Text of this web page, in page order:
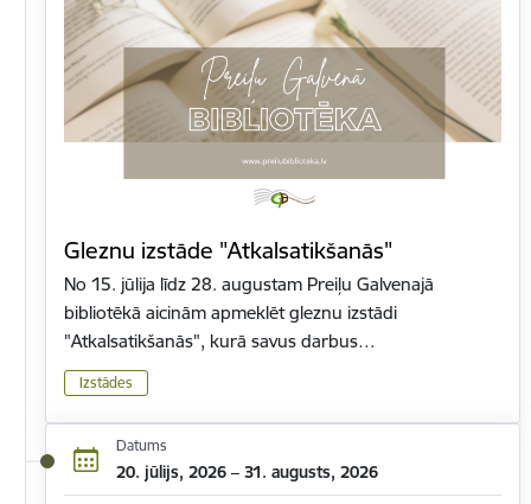
Gleznu izstāde "Atkalsatikšanās"
No 15. jūlija līdz 28. augustam Preiļu Galvenajā
bibliotēkā aicinām apmeklēt gleznu izstādi
"Atkalsatikšanās", kurā savus darbus…
Izstādes
Datums
20. jūlijs, 2026 – 31. augusts, 2026